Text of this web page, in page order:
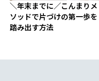
＼年末までに／こんまりメ
ソッドで片づけの第一歩を
踏み出す方法